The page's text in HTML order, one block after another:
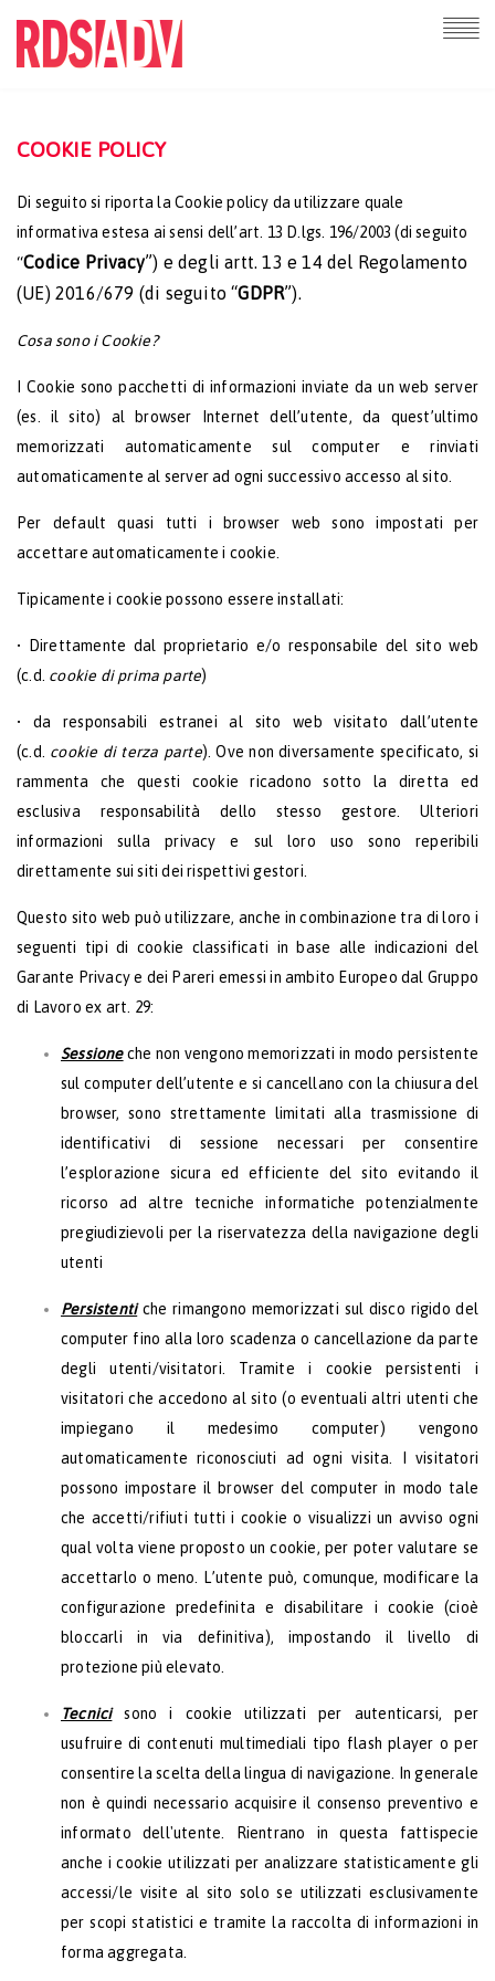
COOKIE POLICY
Di seguito si riporta la Cookie policy da utilizzare quale
informativa estesa ai sensi dell’art. 13 D.lgs. 196/2003 (di seguito
“Codice Privacy”) e degli artt. 13 e 14 del Regolamento
(UE) 2016/679 (di seguito “GDPR”).
Cosa sono i Cookie?
I Cookie sono pacchetti di informazioni inviate da un web server
(es. il sito) al browser Internet dell’utente, da quest’ultimo
memorizzati automaticamente sul computer e rinviati
automaticamente al server ad ogni successivo accesso al sito.
Per default quasi tutti i browser web sono impostati per
accettare automaticamente i cookie.
Tipicamente i cookie possono essere installati:
• Direttamente dal proprietario e/o responsabile del sito web
(c.d. cookie di prima parte)
• da responsabili estranei al sito web visitato dall’utente
(c.d. cookie di terza parte). Ove non diversamente specificato, si
rammenta che questi cookie ricadono sotto la diretta ed
esclusiva responsabilità dello stesso gestore. Ulteriori
informazioni sulla privacy e sul loro uso sono reperibili
direttamente sui siti dei rispettivi gestori.
Questo sito web può utilizzare, anche in combinazione tra di loro i
seguenti tipi di cookie classificati in base alle indicazioni del
Garante Privacy e dei Pareri emessi in ambito Europeo dal Gruppo
di Lavoro ex art. 29:
Sessioneche non vengono memorizzati in modo persistente
sul computer dell’utente e si cancellano con la chiusura del
browser, sono strettamente limitati alla trasmissione di
identificativi di sessione necessari per consentire
l’esplorazione sicura ed efficiente del sito evitando il
ricorso ad altre tecniche informatiche potenzialmente
pregiudizievoli per la riservatezza della navigazione degli
utenti
Persistentiche rimangono memorizzati sul disco rigido del
computer fino alla loro scadenza o cancellazione da parte
degli utenti/visitatori. Tramite i cookie persistenti i
visitatori che accedono al sito (o eventuali altri utenti che
impiegano il medesimo computer) vengono
automaticamente riconosciuti ad ogni visita. I visitatori
possono impostare il browser del computer in modo tale
che accetti/rifiuti tutti i cookie o visualizzi un avviso ogni
qual volta viene proposto un cookie, per poter valutare se
accettarlo o meno. L’utente può, comunque, modificare la
configurazione predefinita e disabilitare i cookie (cioè
bloccarli in via definitiva), impostando il livello di
protezione più elevato.
Tecnicisono i cookie utilizzati per autenticarsi, per
usufruire di contenuti multimediali tipo flash player o per
consentire la scelta della lingua di navigazione. In generale
non è quindi necessario acquisire il consenso preventivo e
informato dell'utente. Rientrano in questa fattispecie
anche i cookie utilizzati per analizzare statisticamente gli
accessi/le visite al sito solo se utilizzati esclusivamente
per scopi statistici e tramite la raccolta di informazioni in
forma aggregata.